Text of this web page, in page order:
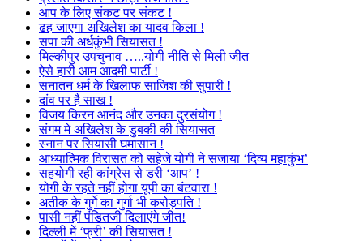
आप के लिए संकट पर संकट !
ढह जाएगा अखिलेश का यादव किला !
सपा की अर्धकुंभी सियासत !
मिल्कीपुर उपचुनाव …..योगी नीति से मिली जीत
ऐसे हारी आम आदमी पार्टी !
सनातन धर्म के खिलाफ साजिश की सुपारी !
दांव पर है साख !
विजय किरन आनंद और उनका दुरसंयोग !
संगम मे अखिलेश के डुबकी की सियासत
स्नान पर सियासी घमासान !
आध्यात्मिक विरासत को सहेजे योगी ने सजाया ‘दिव्य महाकुंभ’
सहयोगी रही कांग्रेस से डरी ‘आप’ !
योगी के रहते नहीं होगा यूपी का बंटवारा !
अतीक के गुर्गे का गुर्गा भी करोड़पति !
पासी नहीं पंडितजी दिलाएंगे जीत!
दिल्ली में ‘फ्री’ की सियासत !